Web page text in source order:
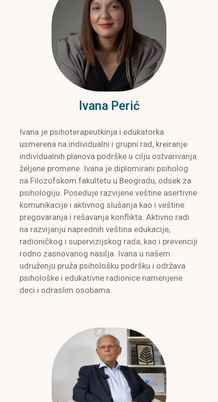
Ivana Perić
Ivana je psihoterapeutkinja i edukatorka
usmerena na individualni i grupni rad, kreiranje
individualnih planova podrške u cilju ostvarivanja
željene promene. Ivana je diplomirani psiholog
na Filozofskom fakultetu u Beogradu, odsek za
psihologiju. Poseduje razvijene veštine asertivne
komunikacije i aktivnog slušanja kao i veštine
pregovaranja i rešavanja konflikta. Aktivno radi
na razvijanju naprednih veština edukacije,
radioničkog i supervizijskog rada, kao i prevenciji
rodno zasnovanog nasilja. Ivana u našem
udruženju pruža psihološku podršku i održava
psihološke i edukativne radionice namenjene
deci i odraslim osobama.